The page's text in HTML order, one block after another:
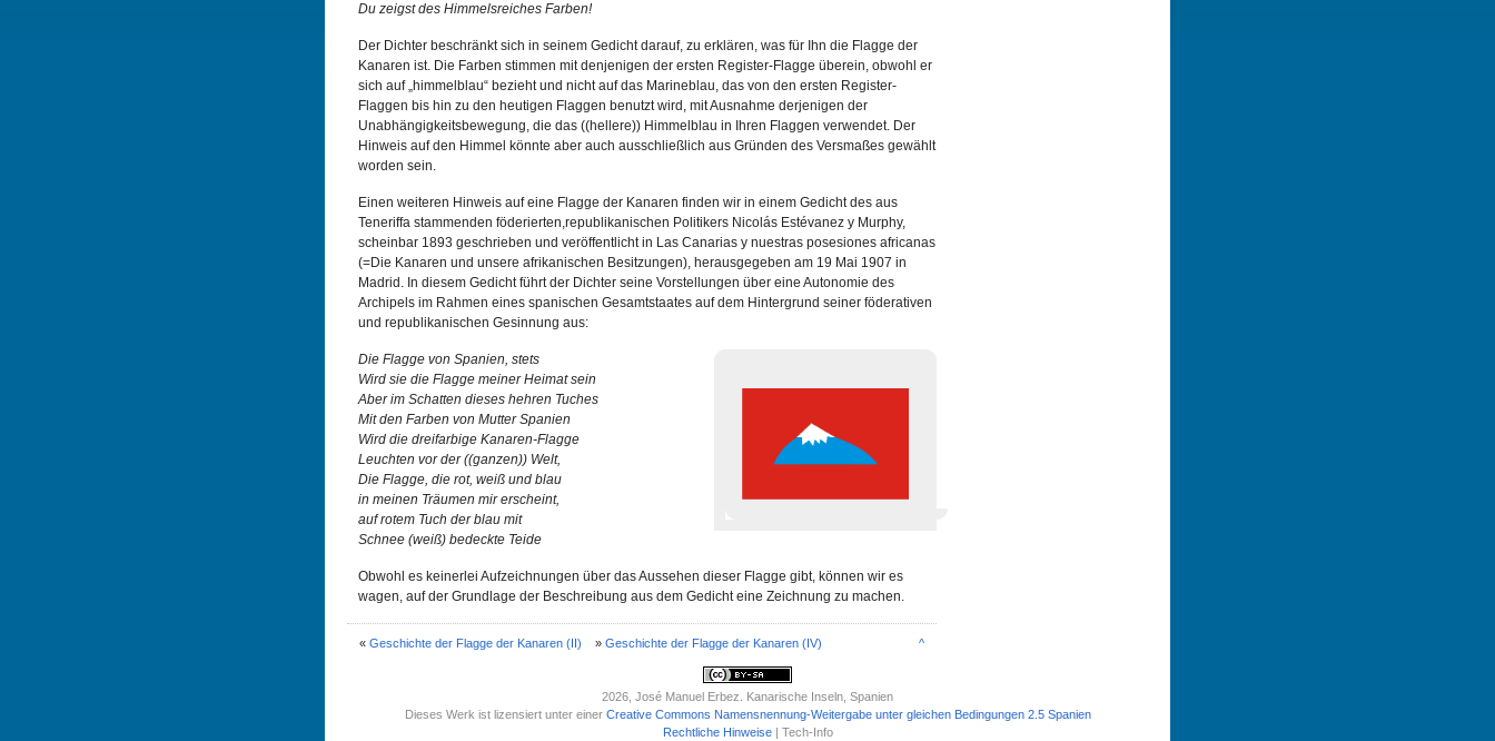
Du zeigst des Himmelsreiches Farben!
Der Dichter beschränkt sich in seinem Gedicht darauf, zu erklären, was für Ihn die Flagge der
Kanaren ist. Die Farben stimmen mit denjenigen der ersten Register-Flagge überein, obwohl er
sich auf „himmelblau“ bezieht und nicht auf das Marineblau, das von den ersten Register-
Flaggen bis hin zu den heutigen Flaggen benutzt wird, mit Ausnahme derjenigen der
Unabhängigkeitsbewegung, die das ((hellere)) Himmelblau in Ihren Flaggen verwendet. Der
Hinweis auf den Himmel könnte aber auch ausschließlich aus Gründen des Versmaßes gewählt
worden sein.
Einen weiteren Hinweis auf eine Flagge der Kanaren finden wir in einem Gedicht des aus
Teneriffa stammenden föderierten,republikanischen Politikers Nicolás Estévanez y Murphy,
scheinbar 1893 geschrieben und veröffentlicht in Las Canarias y nuestras posesiones africanas
(=Die Kanaren und unsere afrikanischen Besitzungen), herausgegeben am 19 Mai 1907 in
Madrid. In diesem Gedicht führt der Dichter seine Vorstellungen über eine Autonomie des
Archipels im Rahmen eines spanischen Gesamtstaates auf dem Hintergrund seiner föderativen
und republikanischen Gesinnung aus:
Die Flagge von Spanien, stets
Wird sie die Flagge meiner Heimat sein
Aber im Schatten dieses hehren Tuches
Mit den Farben von Mutter Spanien
Wird die dreifarbige Kanaren-Flagge
Leuchten vor der ((ganzen)) Welt,
Die Flagge, die rot, weiß und blau
in meinen Träumen mir erscheint,
auf rotem Tuch der blau mit
Schnee (weiß) bedeckte Teide
Obwohl es keinerlei Aufzeichnungen über das Aussehen dieser Flagge gibt, können wir es
wagen, auf der Grundlage der Beschreibung aus dem Gedicht eine Zeichnung zu machen.
« Geschichte der Flagge der Kanaren (II) » Geschichte der Flagge der Kanaren (IV) ^
2026 , José Manuel Erbez. Kanarische Inseln, Spanien
Dieses Werk ist lizensiert unter einer Creative Commons Namensnennung-Weitergabe unter gleichen Bedingungen 2.5 Spanien
Rechtliche Hinweise| Tech-Info